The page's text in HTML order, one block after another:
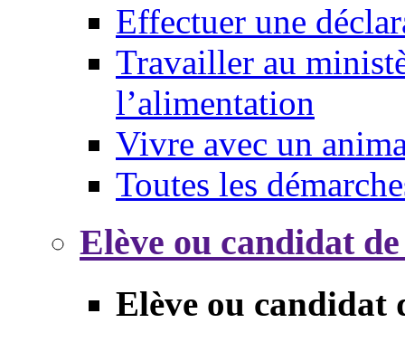
Effectuer une
Travailler au
l’alimentation
Vivre avec un
Toutes les
Elève ou candidat
Elève ou candidat